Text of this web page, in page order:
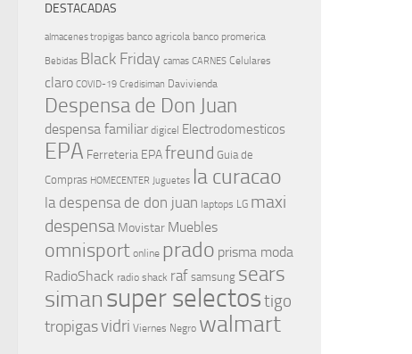
DESTACADAS
almacenes tropigas banco agricola banco promerica
Bebidas Black Friday camas CARNES Celulares
claro COVID-19 Credisiman Davivienda
Despensa de Don Juan
despensa familiar digicel Electrodomesticos
EPA Ferreteria EPAfreund Guia de
Compras HOMECENTER Juguetes la curacao
la despensa de don juan laptops LG maxi
despensa Movistar Muebles
omnisport online prado prisma moda
RadioShack radio shack raf samsung sears
simansuper selectostigo
tropigasvidri Viernes Negro walmart